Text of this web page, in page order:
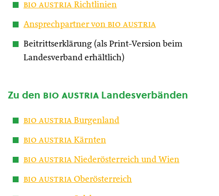
bio austria Richtlinien
Ansprechpartner von bio austria
Beitrittserklärung (als Print-Version beim
Landesverband erhältlich)
Zu den bio austria Landesverbänden
bio austria Burgenland
bio austria Kärnten
bio austria Niederösterreich und Wien
bio austria Oberösterreich